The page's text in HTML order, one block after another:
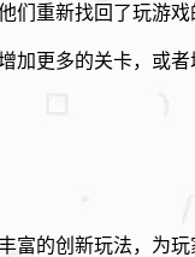
们重新找回了玩游戏
加更多的关卡，或
富的创新玩法，为